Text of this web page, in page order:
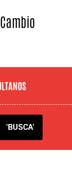
'BUSCA'